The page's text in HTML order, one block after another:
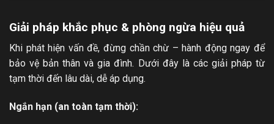
Giải pháp khắc phục & phòng ngừa hiệu quả
Khi phát hiện vấn đề, đừng chần chừ – hành động ngay để
bảo vệ bản thân và gia đình. Dưới đây là các giải pháp từ
tạm thời đến lâu dài, dễ áp dụng.
Ngắn hạn (an toàn tạm thời):